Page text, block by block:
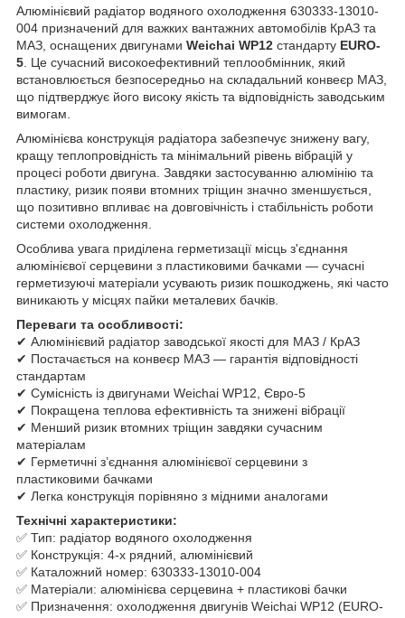
Алюмінієвий радіатор водяного охолодження 630333-13010-
004 призначений для важких вантажних автомобілів КрАЗ та
МАЗ, оснащених двигунами Weichai WP12 стандарту EURO-
5 . Це сучасний високоефективний теплообмінник, який
встановлюється безпосередньо на складальний конвеєр МАЗ,
що підтверджує його високу якість та відповідність заводським
вимогам.
Алюмінієва конструкція радіатора забезпечує знижену вагу,
кращу теплопровідність та мінімальний рівень вібрацій у
процесі роботи двигуна. Завдяки застосуванню алюмінію та
пластику, ризик появи втомних тріщин значно зменшується,
що позитивно впливає на довговічність і стабільність роботи
системи охолодження.
Особлива увага приділена герметизації місць з'єднання
алюмінієвої серцевини з пластиковими бачками — сучасні
герметизуючі матеріали усувають ризик пошкоджень, які часто
виникають у місцях пайки металевих бачків.
Переваги та особливості:
✔ Алюмінієвий радіатор заводської якості для МАЗ / КрАЗ
✔ Постачається на конвеєр МАЗ — гарантія відповідності
стандартам
✔ Сумісність із двигунами Weichai WP12, Євро-5
✔ Покращена теплова ефективність та знижені вібрації
✔ Менший ризик втомних тріщин завдяки сучасним
матеріалам
✔ Герметичні з’єднання алюмінієвої серцевини з
пластиковими бачками
✔ Легка конструкція порівняно з мідними аналогами
Технічні характеристики:
✅ Тип: радіатор водяного охолодження
✅ Конструкція: 4-х рядний, алюмінієвий
✅ Каталожний номер: 630333-13010-004
✅ Матеріали: алюмінієва серцевина + пластикові бачки
✅ Призначення: охолодження двигунів Weichai WP12 (EURO-